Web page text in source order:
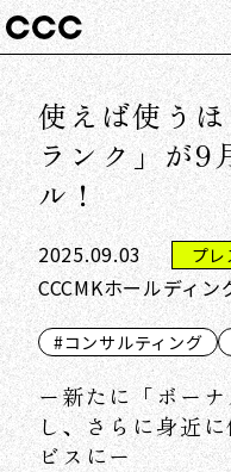
使えば使う
ランク」が9
ル！
2025.09.03 プレ
CCCMKホールディ
#コンサルティング
ー新たに「ボー
し、さらに身近
ビスにー